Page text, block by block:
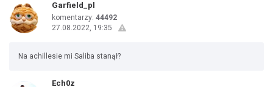
Garfield_pl
komentarzy: 44492
27.08.2022, 19:35
Na achillesie mi Saliba stanął?
Ech0z